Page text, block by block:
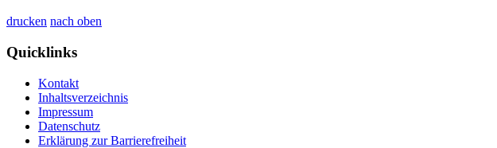
drucken nach oben
Quicklinks
Kontakt
Inhaltsverzeichnis
Impressum
Datenschutz
Erklärung zur Barrierefreiheit